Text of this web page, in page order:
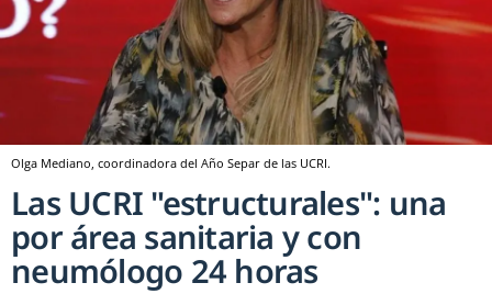
Olga Mediano, coordinadora del Año Separ de las UCRI.
Las UCRI "estructurales": una
por área sanitaria y con
neumólogo 24 horas